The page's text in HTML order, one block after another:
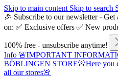
Skip to main content Skip to search
🎉 Subscribe to our newsletter -
on: ✅ Exclusive offers ✅ New
100% free - unsubscribe anytime!
Info 🚨IMPORTANT
BÖBLINGEN STORE🚨Here you
all our stores🚨